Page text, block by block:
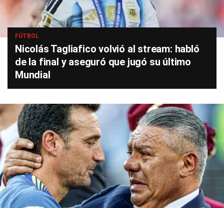
FÚTBOL
Nicolás Tagliafico volvió al stream: habló
de la final y aseguró que jugó su último
Mundial